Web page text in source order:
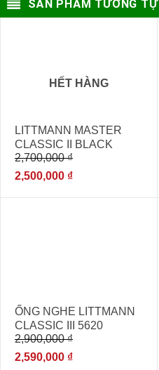
SẢN PHẨM TƯƠNG TỰ
HẾT HÀNG
LITTMANN MASTER
CLASSIC II BLACK
EDITION 2141
2,700,000₫
2,500,000 ₫
ỐNG NGHE LITTMANN
CLASSIC III 5620
BLACK – [ỐNG NGHE
THĂM KHÁM ĐA KHOA
2,900,000₫
2,590,000 ₫